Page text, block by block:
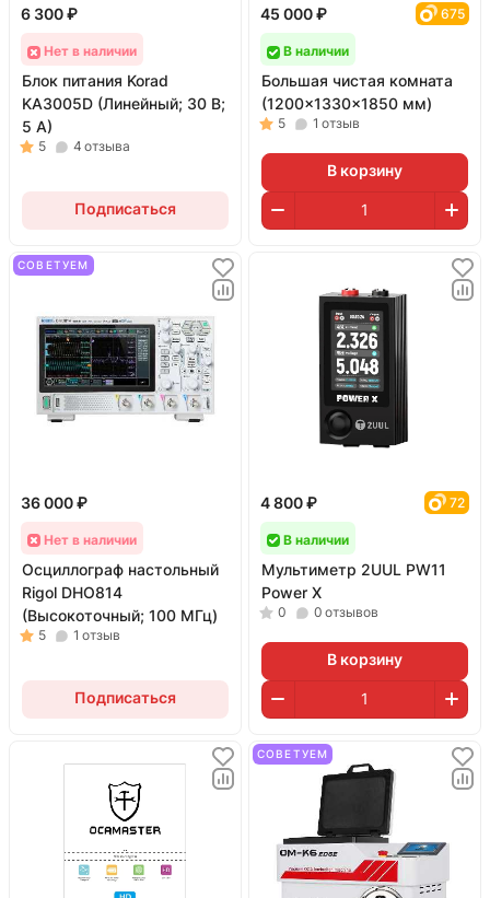
6 300 ₽
Нет в наличии
Блок питания Korad
KA3005D (Линейный; 30 В;
5 А)
5 4 отзыва
Подписаться
45 000 ₽ 675
В наличии
Большая чистая комната
(1200x1330x1850 мм)
5 1 отзыв
В корзину
СОВЕТУЕМ
36 000 ₽
Нет в наличии
Осциллограф настольный
Rigol DHO814
(Высокоточный; 100 МГц)
5 1 отзыв
Подписаться
4 800 ₽ 72
В наличии
Мультиметр 2UUL PW11
Power X
0 0 отзывов
В корзину
СОВЕТУЕМ